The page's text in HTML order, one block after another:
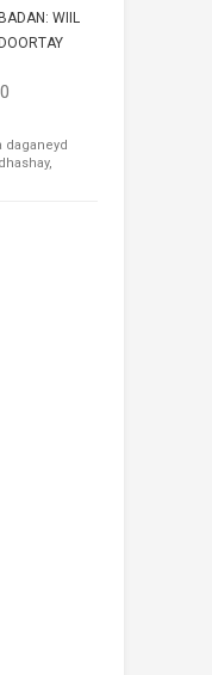
WIIL
daganeyd